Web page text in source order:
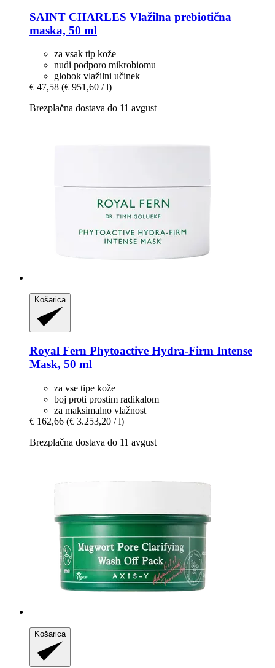
SAINT CHARLES Vlažilna prebiotična
maska, 50 ml
za vsak tip kože
nudi podporo mikrobiomu
globok vlažilni učinek
€ 47,58 (€ 951,60 / l)
Brezplačna dostava do 11 avgust
Košarica
Royal Fern Phytoactive Hydra-​Firm Intense
Mask, 50 ml
za vse tipe kože
boj proti prostim radikalom
za maksimalno vlažnost
€ 162,66 (€ 3.253,20 / l)
Brezplačna dostava do 11 avgust
Košarica